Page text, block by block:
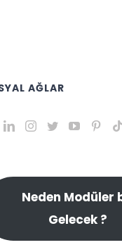
AĞLAR
Neden Modüler
Gelecek ?